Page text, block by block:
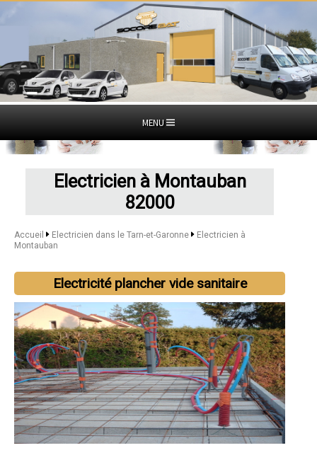
MENU
Electricien à Montauban
82000
Accueil Electricien dans le Tarn-et-Garonne
Electricien à
Montauban
Electricité plancher vide sanitaire